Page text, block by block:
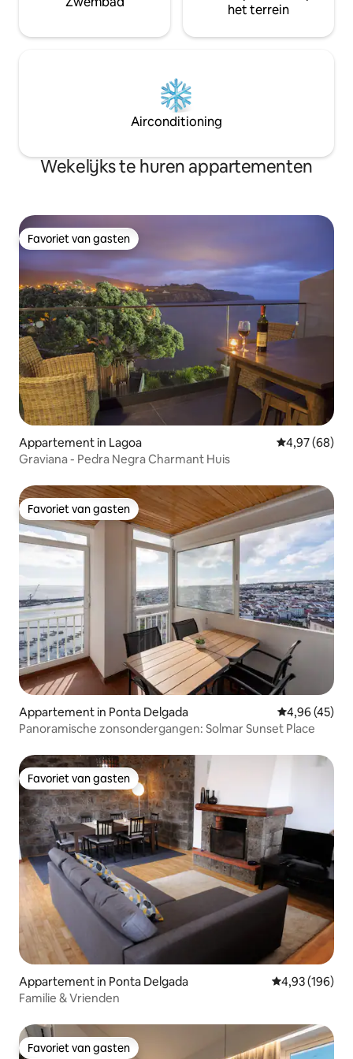
het terrein
Airconditioning
Wekelijks te huren appartementen
Favoriet van gasten
Favoriet van gasten
Appartement in Lagoa Gemiddelde
4,97 (68)
Graviana - Pedra Negra Charmant Huis
Favoriet van gasten
Favoriet van gasten
Appartement in Ponta Delgada Gemiddelde
4,96 (45)
Panoramische zonsondergangen: Solmar Sunset Place
Favoriet van gasten
Favoriet van gasten
Appartement in Ponta Delgada Gemiddelde
4,93 (196)
Familie & Vrienden
Favoriet van gasten
Favoriet van gasten